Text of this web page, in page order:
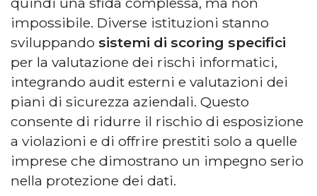
impossibile. Diverse istituzioni stanno
sviluppando sistemi di scoring specifici
per la valutazione dei rischi informatici,
integrando audit esterni e valutazioni dei
piani di sicurezza aziendali. Questo
consente di ridurre il rischio di esposizione
a violazioni e di offrire prestiti solo a quelle
imprese che dimostrano un impegno serio
nella protezione dei dati.